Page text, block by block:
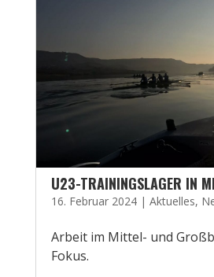
U23-TRAININGSLAGER IN
16. Februar 2024| Aktuelles,
Arbeit im Mittel- und
Fokus.